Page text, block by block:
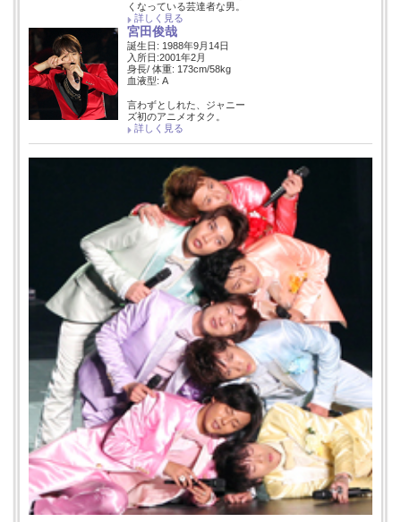
くなっている芸達者な男。
詳しく見る
宮田俊哉
誕生日: 1988年9月14日
入所日:2001年2月
身長/ 体重: 173cm/58kg
血液型: A
言わずとしれた、ジャニー
ズ初のアニメオタク。
詳しく見る